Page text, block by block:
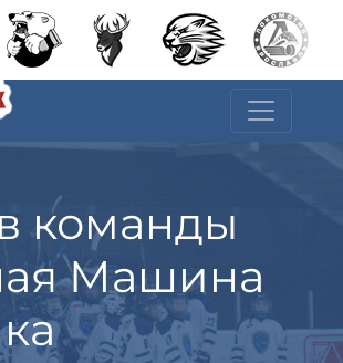
команды
Машина